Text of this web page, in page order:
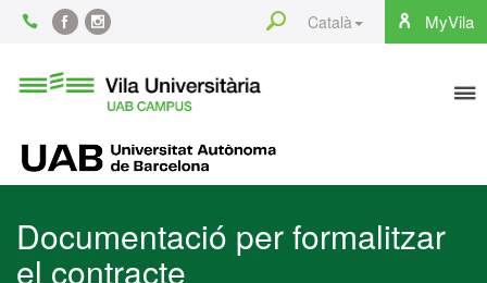
Content FacebookInstagram MyVila
Català
Search
Universitària
UAB
Documentació per formalitzar
el contracte